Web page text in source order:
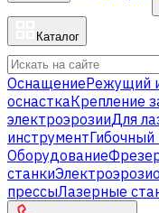
Каталог
ОснащениеРежущий
оснасткаКрепление
электроэрозииДля
инструмент
Оборудование
станки
прессыЛазерные